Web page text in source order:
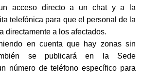
acceso directo a un chat y a la
telefónica para que el personal de la
directamente a los afectados.
en cuenta que hay zonas sin
se publicará en la Sede
número de teléfono específico para